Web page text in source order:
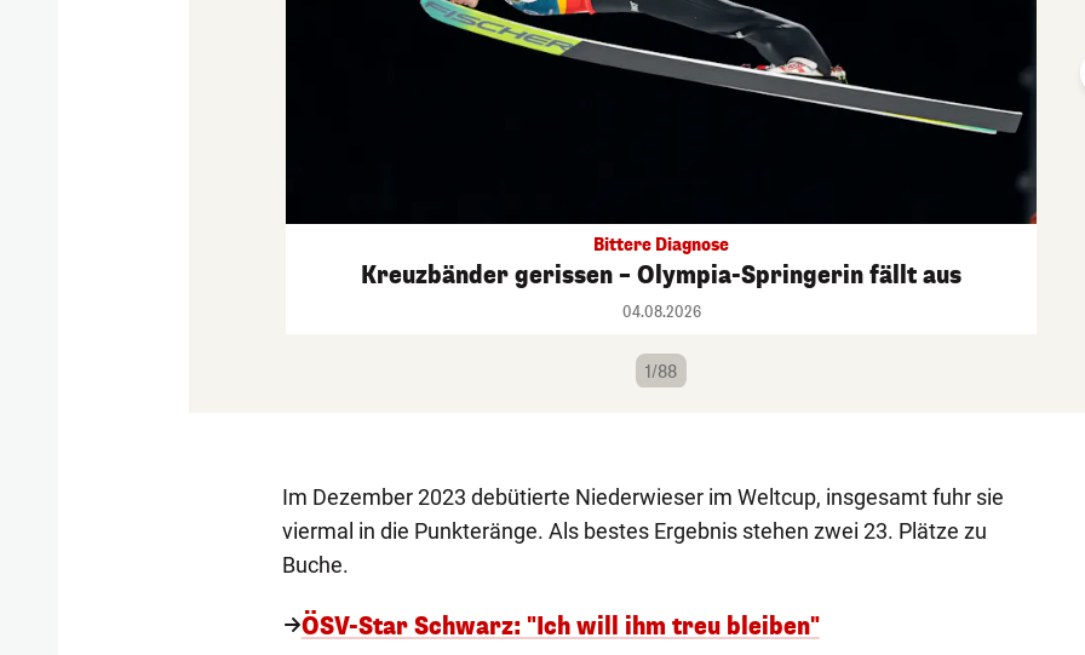
Bittere Diagnose
Kreuzbänder gerissen – Olympia-Springerin fällt aus
04.08.2026
1/88
Im Dezember 2023 debütierte Niederwieser im Weltcup, insgesamt fuhr sie
viermal in die Punkteränge. Als bestes Ergebnis stehen zwei 23. Plätze zu
Buche.
ÖSV-Star Schwarz: "Ich will ihm treu bleiben"